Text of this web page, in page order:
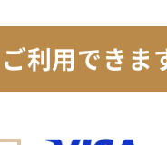
ご利用できま